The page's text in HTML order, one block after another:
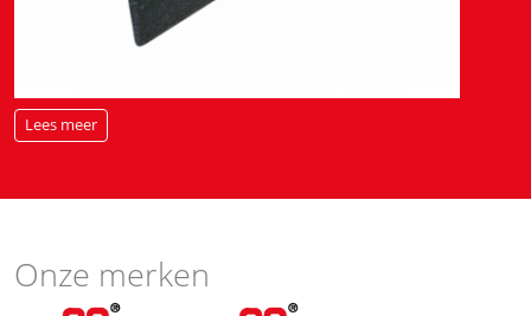
Lees meer
Onze merken